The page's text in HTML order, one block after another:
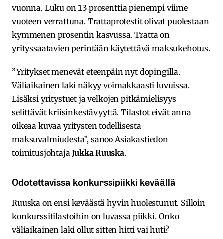
vuonna. Luku on 13 prosenttia pienempi viime
vuoteen verrattuna. Trattaprotestit olivat puolestaan
kymmenen prosentin kasvussa. Tratta on
yrityssaatavien perintään käytettävä maksukehotus.
”Yritykset menevät eteenpäin nyt dopingilla.
Väliaikainen laki näkyy voimakkaasti luvuissa.
Lisäksi yritystuet ja velkojen pitkämielisyys
selittävät kriisinkestävyyttä. Tilastot eivät anna
oikeaa kuvaa yritysten todellisesta
maksuvalmiudesta”, sanoo Asiakastiedon
toimitusjohtajaJukka Ruuska.
Odotettavissa konkurssipiikki keväällä
Ruuska on ensi keväästä hyvin huolestunut. Silloin
konkurssitilastoihin on luvassa piikki. Onko
väliaikainen laki ollut sitten hitti vai huti?